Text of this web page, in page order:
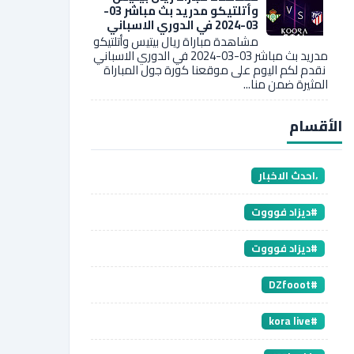
وأتلتيكو مدريد بث مباشر 03-
03-2024 في الدوري الاسباني
مشاهدة مباراة ريال بيتيس وأتلتيكو
مدريد بث مباشر 03-03-2024 في الدوري الاسباني
نقدم لكم اليوم على موقعنا كورة جول المباراة
المثيرة ضمن منا...
الأقسام
،احدث الاخبار
#ديزاد فوووت
#ديزاد فوووت
#DZfooot
#kora live